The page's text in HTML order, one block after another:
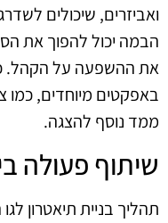
ואביזרים, שיכולים
הבמה יכול להפוך את
את ההשפעה על הקהל.
באפקטים מיוחדים, כמו
ממד נוסף להצגה.
שיתוף פעולה
תהליך בניית תיאטרון